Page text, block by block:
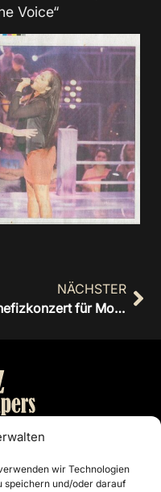
wir Technologien
speichern und/oder darauf
Voice“
NÄCHSTER
Benefizkonzert für Montessori-Kinderhaus